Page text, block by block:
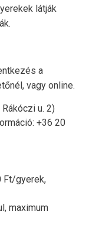
látják
a
vagy online.
u. 2)
+36 20
Ft/gyerek,
maximum